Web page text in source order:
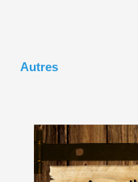
Autres